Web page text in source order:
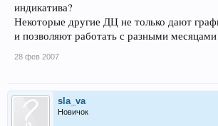
индикатива?
Некоторые другие ДЦ не только дают
и позволяют работать с разными
28 фев 2007
sla_va
Новичок